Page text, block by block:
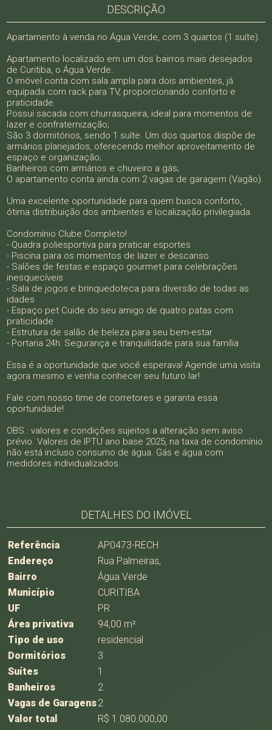
DESCRIÇÃO
Apartamento à venda no Água Verde, com 3 quartos (1 suíte).
Apartamento localizado em um dos bairros mais desejados
de Curitiba, o Água Verde.
O imóvel conta com sala ampla para dois ambientes, já
equipada com rack para TV, proporcionando conforto e
praticidade.
Possui sacada com churrasqueira, ideal para momentos de
lazer e confraternização;
São 3 dormitórios, sendo 1 suíte. Um dos quartos dispõe de
armários planejados, oferecendo melhor aproveitamento de
espaço e organização;
Banheiros com armários e chuveiro a gás;
O apartamento conta ainda com 2 vagas de garagem (Vagão).
Uma excelente oportunidade para quem busca conforto,
ótima distribuição dos ambientes e localização privilegiada.
Condomínio Clube Completo!
- Quadra poliesportiva para praticar esportes
- Piscina para os momentos de lazer e descanso
- Salões de festas e espaço gourmet para celebrações
inesquecíveis
- Sala de jogos e brinquedoteca para diversão de todas as
idades
- Espaço pet Cuide do seu amigo de quatro patas com
praticidade
- Estrutura de salão de beleza para seu bem-estar
- Portaria 24h: Segurança e tranquilidade para sua família
Essa é a oportunidade que você esperava! Agende uma visita
agora mesmo e venha conhecer seu futuro lar!
Fale com nosso time de corretores e garanta essa
oportunidade!
OBS.: valores e condições sujeitos a alteração sem aviso
prévio. Valores de IPTU ano base 2025, na taxa de condomínio
não está incluso consumo de água. Gás e água com
medidores individualizados.
DETALHES DO IMÓVEL
Referência
AP0473-RECH
Endereço
Rua Palmeiras,
Bairro
Água Verde
Município
CURITIBA
UF
PR
Área privativa
94,00 m²
Tipo de uso
residencial
Dormitórios
3
Suítes
1
Banheiros
2
Vagas de Garagens2
Valor total
R$ 1.080.000,00